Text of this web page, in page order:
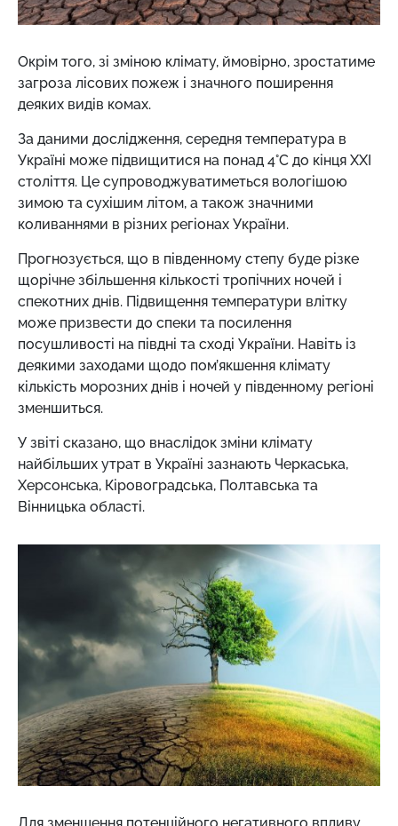
Окрім того, зі зміною клімату, ймовірно, зростатиме
загроза лісових пожеж і значного поширення
деяких видів комах.
За даними дослідження, середня температура в
Україні може підвищитися на понад 4°C до кінця XXI
століття. Це супроводжуватиметься вологішою
зимою та сухішим літом, а також значними
коливаннями в різних регіонах України.
Прогнозується, що в південному степу буде різке
щорічне збільшення кількості тропічних ночей і
спекотних днів. Підвищення температури влітку
може призвести до спеки та посилення
посушливості на півдні та сході України. Навіть із
деякими заходами щодо пом’якшення клімату
кількість морозних днів і ночей у південному регіоні
зменшиться.
У звіті сказано, що внаслідок зміни клімату
найбільших утрат в Україні зазнають Черкаська,
Херсонська, Кіровоградська, Полтавська та
Вінницька області.